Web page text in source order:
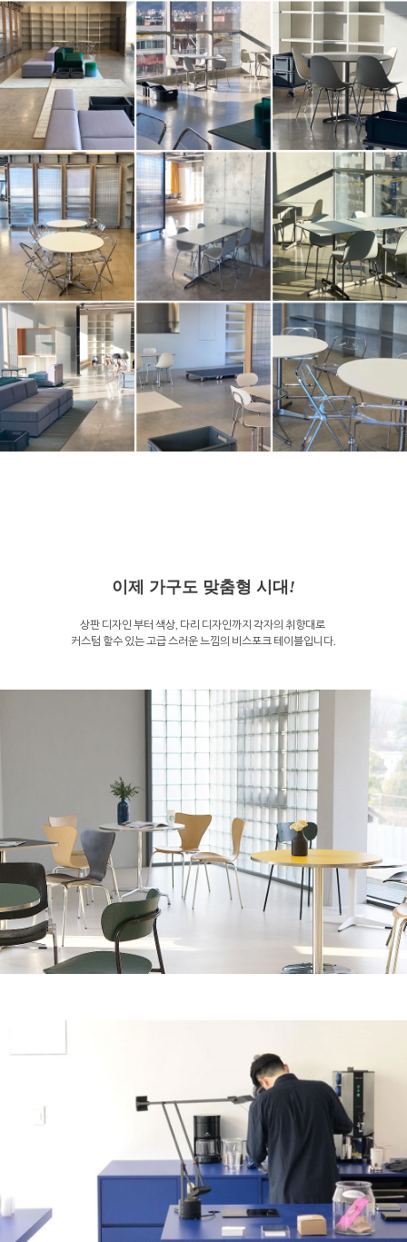
이제 가구도 맞춤형 시대 !
상판 디자인 부터 색상, 다리 디자인까지 각자의 취향대로
커스텀 할수 있는 고급 스러운 느낌의 비스포크 테이블입니다.